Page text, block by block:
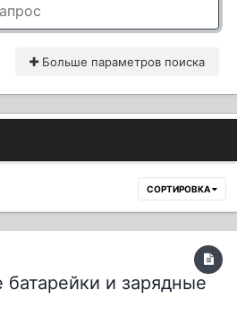
Больше параметров поиска
СОРТИРОВКА
и зарядные